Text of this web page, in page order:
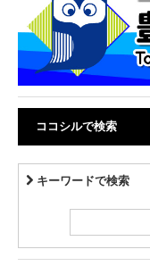
ココシルで検索
キーワードで検索